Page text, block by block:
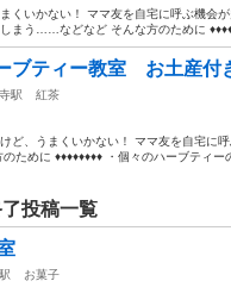
くいかない！ ママ友を自宅に呼ぶ機会
まう……などなど そんな方のために
ブティー教室 お土産付
駅
紅茶
ど、うまくいかない！ ママ友を自宅に
ために ♦♦♦♦♦♦♦♦ ・個々のハーブティー
投稿一覧
お菓子